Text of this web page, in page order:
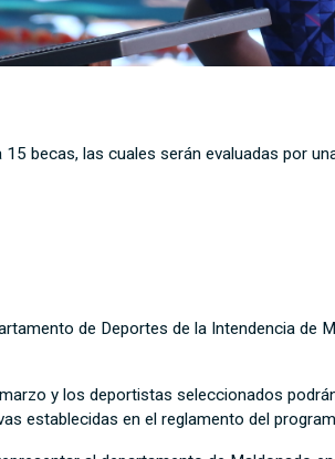
becas, las cuales serán evaluadas por
de Deportes de la Intendencia de
y los deportistas seleccionados
establecidas en el reglamento del